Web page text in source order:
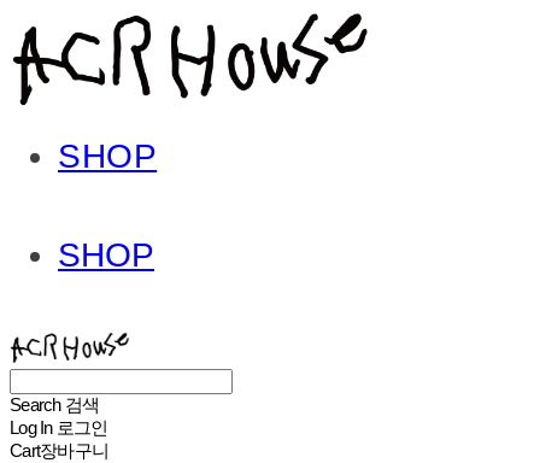
SHOP
SHOP
Search 검색
Log In 로그인
Cart장바구니